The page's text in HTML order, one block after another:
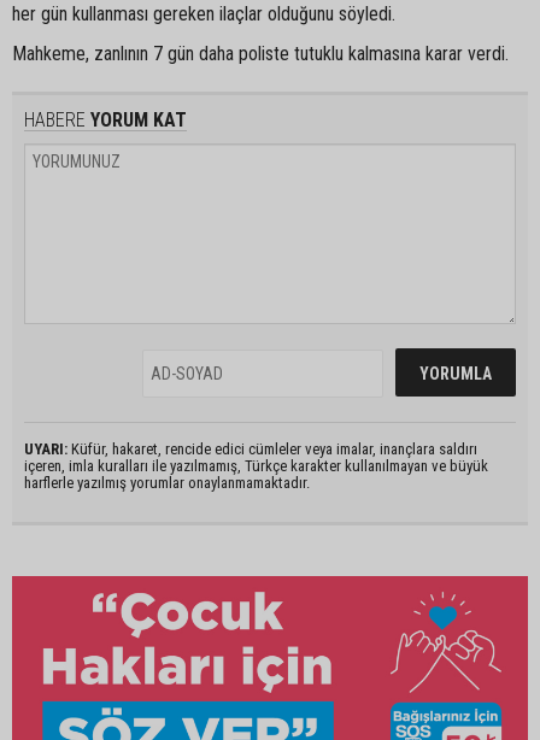
her gün kullanması gereken ilaçlar olduğunu söyledi.
Mahkeme, zanlının 7 gün daha poliste tutuklu kalmasına karar verdi.
HABERE YORUM KAT
UYARI: Küfür, hakaret, rencide edici cümleler veya imalar, inançlara saldırı
içeren, imla kuralları ile yazılmamış, Türkçe karakter kullanılmayan ve büyük
harflerle yazılmış yorumlar onaylanmamaktadır.